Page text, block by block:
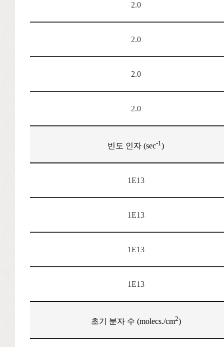
2.0
2.0
2.0
2.0
빈도 인자 (sec-1)
1E13
1E13
1E13
1E13
초기 분자 수 (molecs./cm2)